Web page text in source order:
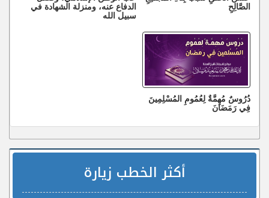
الصَّالِحِ الدفاع عنه، ومنزلة الشهادة في
سبيل الله
دُرُوسٌ مُهِمَّةٌ لِعُمُومِ المُسْلِمِينَ
فِي رَمَضَانَ
أكثر الخطب زيارة